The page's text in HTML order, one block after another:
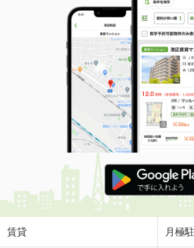
建物面積 48.73m²
土地面積
35.53m²
大阪府枚方市池之宮２丁目
価 格
1,980万円
住 所
大阪府枚方市
建物面積 124.51m²
土地面積 243.39m²
大阪府東大阪市南鴻池町２
価 格
2,980万円
住 所
大阪府東大阪
賃貸 月極